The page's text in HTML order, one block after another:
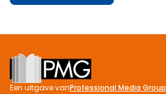
Footer
Een uitgave vanProfessional Media Group